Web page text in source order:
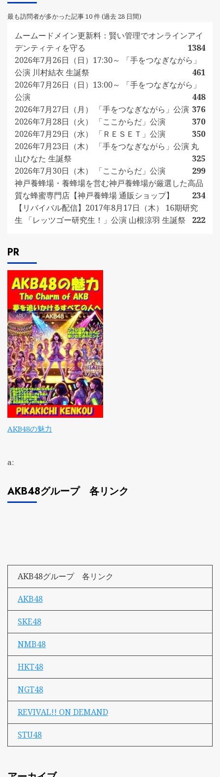
最も訪問者が多かった記事 10 件 (過去 28 日間)
ムームードメイン更新料：賢い管理でオンラインアイ
デンティティを守る
1384
2026年7月26日（日）17:30～ 「手をつなぎながら」
公演 川村結衣 生誕祭
461
2026年7月26日（日）13:00～ 「手をつなぎながら」
公演
448
2026年7月27日（月） 「手をつなぎながら」公演 376
2026年7月28日（火） 「ここからだ」公演
370
2026年7月29日（水） 「ＲＥＳＥＴ」公演
350
2026年7月23日（木） 「手をつなぎながら」公演 丸
山ひなた 生誕祭
325
2026年7月30日（木） 「ここからだ」公演
299
神戸養蜂場・養蜂場を営む神戸養蜂場が厳選した高品
質な蜂蜜専門店【神戸養蜂場 通販ショップ】
234
【リバイバル配信】2017年8月17日（木） 16期研究
生 「レッツゴー研究生！」公演 山根涼羽 生誕祭
222
PR
AKB48の魅力
a:
AKB48グループ 各リンク
AKB48グループ 各リンク
AKB48
SKE48
NMB48
HKT48
NGT48
REVIVAL!! ON DEMAND
STU48